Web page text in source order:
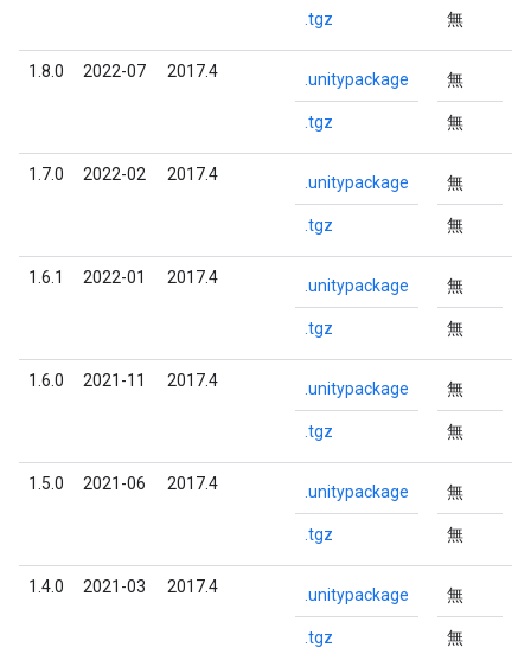
.tgz 無
1.8.0 2022-07 2017.4 .unitypackage
.tgz
無
無
1.7.0 2022-02 2017.4 .unitypackage
.tgz
無
無
1.6.1 2022-01 2017.4 .unitypackage
.tgz
無
無
1.6.0 2021-11 2017.4 .unitypackage
.tgz
無
無
1.5.0 2021-06 2017.4 .unitypackage
.tgz
無
無
1.4.0 2021-03 2017.4 .unitypackage
.tgz
無
無